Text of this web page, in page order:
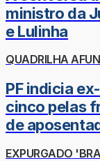
ministro da
e Lulinha
QUADRILHA
PF indicia
cinco pelas
de
EXPURGADO